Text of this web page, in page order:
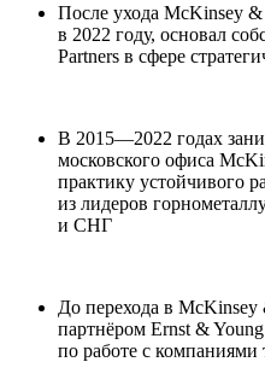
После ухода McKinsey
в 2022 году, основал
Partners в сфере
В 2015—2022 годах
московского офиса
практику устойчивого
из лидеров
и СНГ
До перехода в McKinsey
партнёром Ernst &
по работе с